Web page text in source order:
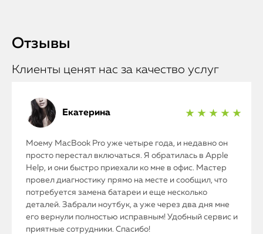
Отзывы
Клиенты ценят нас за качество услуг
Екатерина ★ ★ ★ ★ ★
Моему MacBook Pro уже четыре года, и недавно он
просто перестал включаться. Я обратилась в Apple
Help, и они быстро приехали ко мне в офис. Мастер
провел диагностику прямо на месте и сообщил, что
потребуется замена батареи и еще несколько
деталей. Забрали ноутбук, а уже через два дня мне
его вернули полностью исправным! Удобный сервис и
приятные сотрудники. Спасибо!